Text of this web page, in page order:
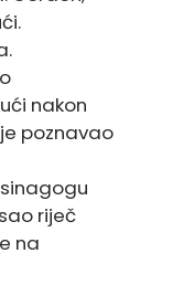
nakon
poznavao
riječ
na